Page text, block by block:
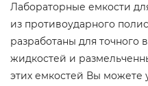
Лабораторные емкости
из противоударного
разработаны для точного
жидкостей и
этих емкостей Вы можете